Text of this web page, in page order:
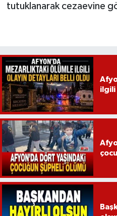
tutuklanarak cezaevine
ilgili